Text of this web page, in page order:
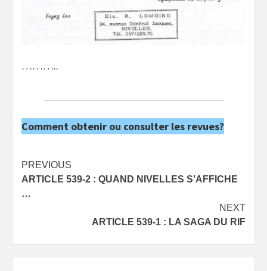
………..
Comment obtenir ou consulter les revues?
Post
navigation
PREVIOUS
ARTICLE 539-2 : QUAND NIVELLES S’AFFICHE
…
NEXT
ARTICLE 539-1 : LA SAGA DU RIF